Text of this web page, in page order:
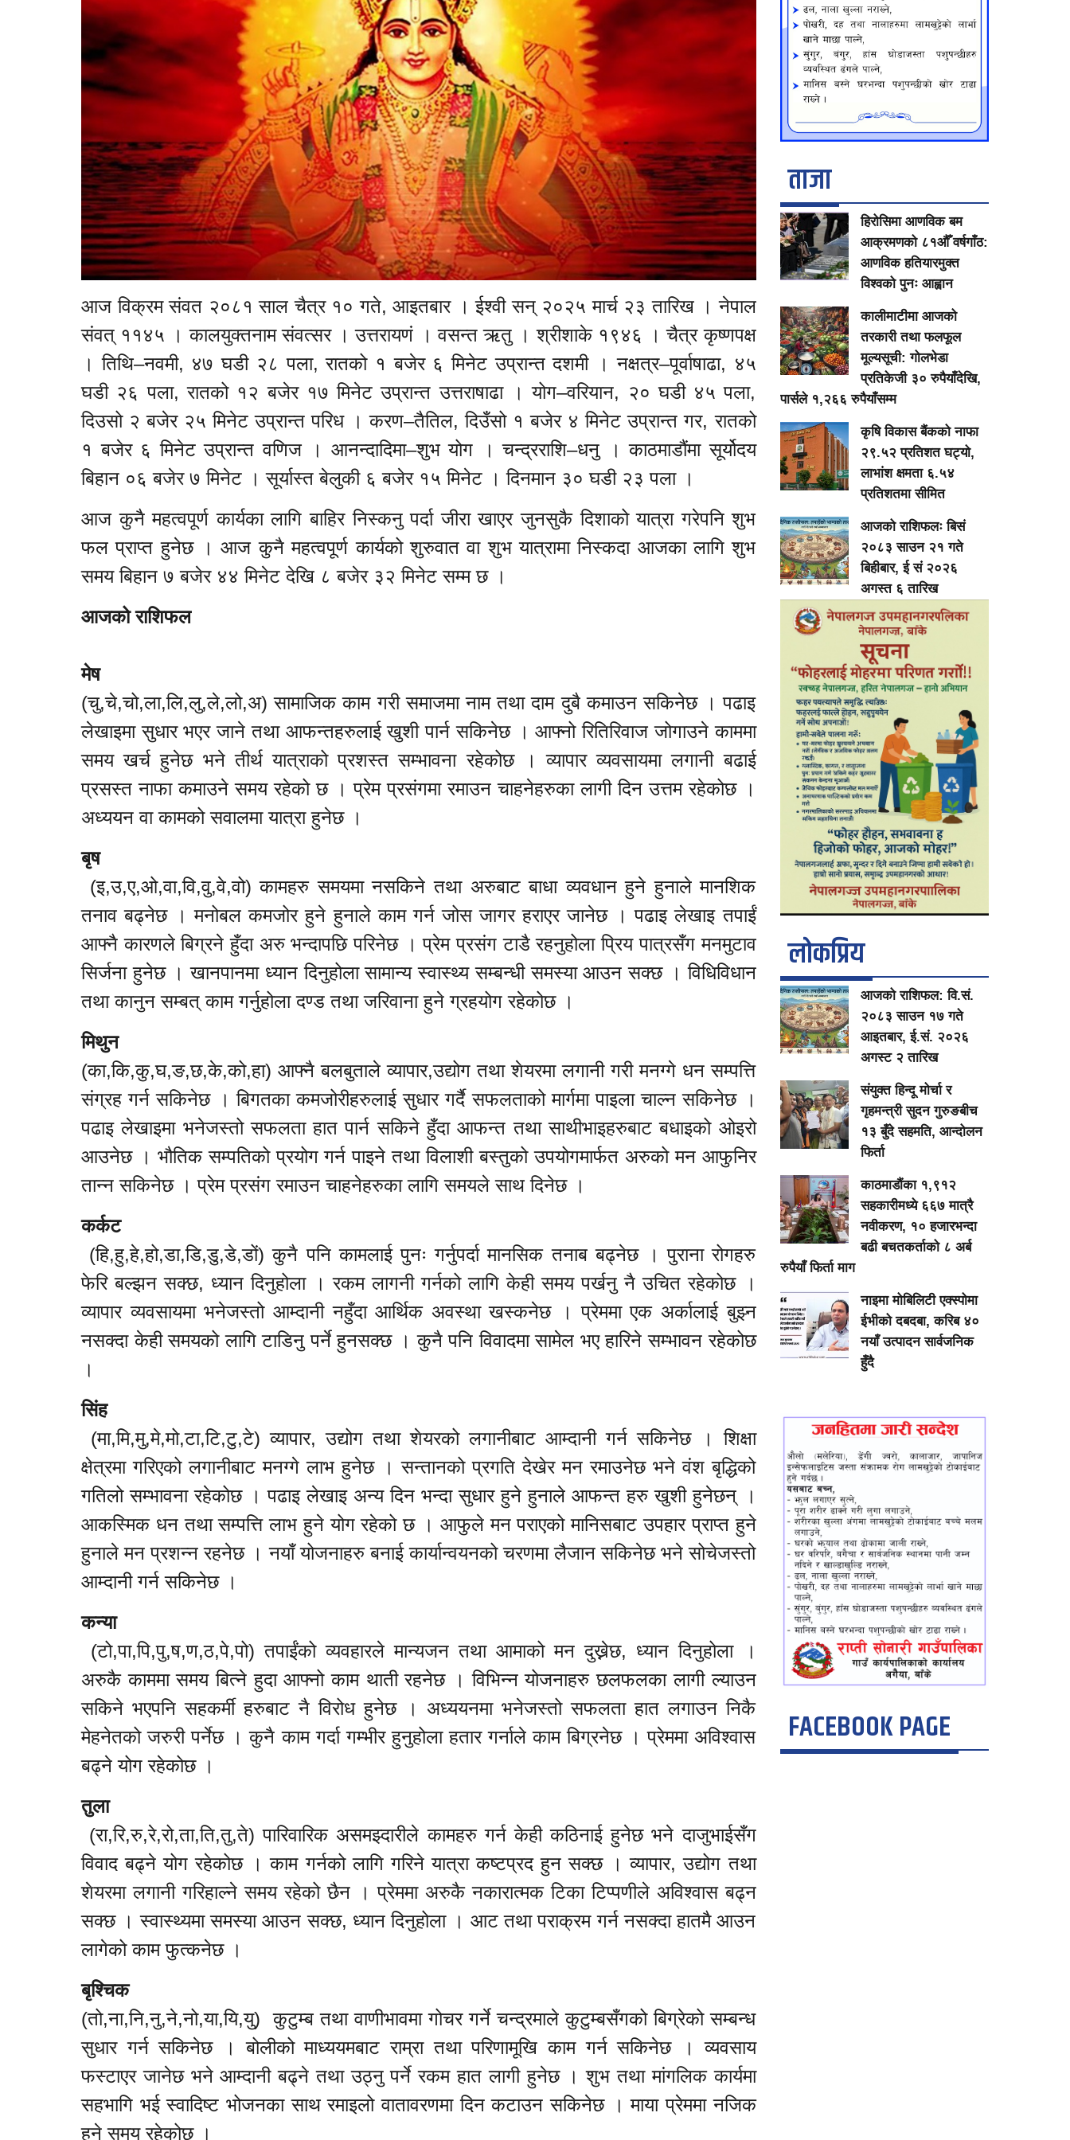
आज विक्रम संवत २०८१ साल चैत्र १० गते, आइतबार । ईश्वी सन् २०२५ मार्च २३ तारिख । नेपाल
संवत् ११४५ । कालयुक्तनाम संवत्सर । उत्तरायणं । वसन्त ऋतु । श्रीशाके १९४६ । चैत्र कृष्णपक्ष
। तिथि–नवमी, ४७ घडी २८ पला, रातको १ बजेर ६ मिनेट उप्रान्त दशमी । नक्षत्र–पूर्वाषाढा, ४५
घडी २६ पला, रातको १२ बजेर १७ मिनेट उप्रान्त उत्तराषाढा । योग–वरियान, २० घडी ४५ पला,
दिउसो २ बजेर २५ मिनेट उप्रान्त परिध । करण–तैतिल, दिउँसो १ बजेर ४ मिनेट उप्रान्त गर, रातको
१ बजेर ६ मिनेट उप्रान्त वणिज । आनन्दादिमा–शुभ योग । चन्द्रराशि–धनु । काठमाडौंमा सूर्योदय
बिहान ०६ बजेर ७ मिनेट । सूर्यास्त बेलुकी ६ बजेर १५ मिनेट । दिनमान ३० घडी २३ पला ।
आज कुनै महत्वपूर्ण कार्यका लागि बाहिर निस्कनु पर्दा जीरा खाएर जुनसुकै दिशाको यात्रा गरेपनि शुभ
फल प्राप्त हुनेछ । आज कुनै महत्वपूर्ण कार्यको शुरुवात वा शुभ यात्रामा निस्कदा आजका लागि शुभ
समय बिहान ७ बजेर ४४ मिनेट देखि ८ बजेर ३२ मिनेट सम्म छ ।
आजको राशिफल
मेष
(चु,चे,चो,ला,लि,लु,ले,लो,अ) सामाजिक काम गरी समाजमा नाम तथा दाम दुबै कमाउन सकिनेछ । पढाइ
लेखाइमा सुधार भएर जाने तथा आफन्तहरुलाई खुशी पार्न सकिनेछ । आफ्नो रितिरिवाज जोगाउने काममा
समय खर्च हुनेछ भने तीर्थ यात्राको प्रशस्त सम्भावना रहेकोछ । व्यापार व्यवसायमा लगानी बढाई
प्रसस्त नाफा कमाउने समय रहेको छ । प्रेम प्रसंगमा रमाउन चाहनेहरुका लागी दिन उत्तम रहेकोछ ।
अध्ययन वा कामको सवालमा यात्रा हुनेछ ।
बृष
(इ,उ,ए,ओ,वा,वि,वु,वे,वो) कामहरु समयमा नसकिने तथा अरुबाट बाधा व्यवधान हुने हुनाले मानशिक
तनाव बढ्नेछ । मनोबल कमजोर हुने हुनाले काम गर्न जोस जागर हराएर जानेछ । पढाइ लेखाइ तपाईं
आफ्नै कारणले बिग्रने हुँदा अरु भन्दापछि परिनेछ । प्रेम प्रसंग टाडै रहनुहोला प्रिय पात्रसँग मनमुटाव
सिर्जना हुनेछ । खानपानमा ध्यान दिनुहोला सामान्य स्वास्थ्य सम्बन्धी समस्या आउन सक्छ । विधिविधान
तथा कानुन सम्बत् काम गर्नुहोला दण्ड तथा जरिवाना हुने ग्रहयोग रहेकोछ ।
मिथुन
(का,कि,कु,घ,ङ,छ,के,को,हा) आफ्नै बलबुताले व्यापार,उद्योग तथा शेयरमा लगानी गरी मनग्गे धन सम्पत्ति
संग्रह गर्न सकिनेछ । बिगतका कमजोरीहरुलाई सुधार गर्दै सफलताको मार्गमा पाइला चाल्न सकिनेछ ।
पढाइ लेखाइमा भनेजस्तो सफलता हात पार्न सकिने हुँदा आफन्त तथा साथीभाइहरुबाट बधाइको ओइरो
आउनेछ । भौतिक सम्पतिको प्रयोग गर्न पाइने तथा विलाशी बस्तुको उपयोगमार्फत अरुको मन आफुनिर
तान्न सकिनेछ । प्रेम प्रसंग रमाउन चाहनेहरुका लागि समयले साथ दिनेछ ।
कर्कट
(हि,हु,हे,हो,डा,डि,डु,डे,डों) कुनै पनि कामलाई पुनः गर्नुपर्दा मानसिक तनाब बढ्नेछ । पुराना रोगहरु
फेरि बल्झन सक्छ, ध्यान दिनुहोला । रकम लागनी गर्नको लागि केही समय पर्खनु नै उचित रहेकोछ ।
व्यापार व्यवसायमा भनेजस्तो आम्दानी नहुँदा आर्थिक अवस्था खस्कनेछ । प्रेममा एक अर्कालाई बुझ्न
नसक्दा केही समयको लागि टाडिनु पर्ने हुनसक्छ । कुनै पनि विवादमा सामेल भए हारिने सम्भावन रहेकोछ
।
सिंह
(मा,मि,मु,मे,मो,टा,टि,टु,टे) व्यापार, उद्योग तथा शेयरको लगानीबाट आम्दानी गर्न सकिनेछ । शिक्षा
क्षेत्रमा गरिएको लगानीबाट मनग्गे लाभ हुनेछ । सन्तानको प्रगति देखेर मन रमाउनेछ भने वंश बृद्धिको
गतिलो सम्भावना रहेकोछ । पढाइ लेखाइ अन्य दिन भन्दा सुधार हुने हुनाले आफन्त हरु खुशी हुनेछन् ।
आकस्मिक धन तथा सम्पत्ति लाभ हुने योग रहेको छ । आफुले मन पराएको मानिसबाट उपहार प्राप्त हुने
हुनाले मन प्रशन्न रहनेछ । नयाँ योजनाहरु बनाई कार्यान्वयनको चरणमा लैजान सकिनेछ भने सोचेजस्तो
आम्दानी गर्न सकिनेछ ।
कन्या
(टो,पा,पि,पु,ष,ण,ठ,पे,पो) तपाईंको व्यवहारले मान्यजन तथा आमाको मन दुख्नेछ, ध्यान दिनुहोला ।
अरुकै काममा समय बित्ने हुदा आफ्नो काम थाती रहनेछ । विभिन्न योजनाहरु छलफलका लागी ल्याउन
सकिने भएपनि सहकर्मी हरुबाट नै विरोध हुनेछ । अध्ययनमा भनेजस्तो सफलता हात लगाउन निकै
मेहनेतको जरुरी पर्नेछ । कुनै काम गर्दा गम्भीर हुनुहोला हतार गर्नाले काम बिग्रनेछ । प्रेममा अविश्वास
बढ्ने योग रहेकोछ ।
तुला
(रा,रि,रु,रे,रो,ता,ति,तु,ते) पारिवारिक असमझ्दारीले कामहरु गर्न केही कठिनाई हुनेछ भने दाजुभाईसँग
विवाद बढ्ने योग रहेकोछ । काम गर्नको लागि गरिने यात्रा कष्टप्रद हुन सक्छ । व्यापार, उद्योग तथा
शेयरमा लगानी गरिहाल्ने समय रहेको छैन । प्रेममा अरुकै नकारात्मक टिका टिप्पणीले अविश्वास बढ्न
सक्छ । स्वास्थ्यमा समस्या आउन सक्छ, ध्यान दिनुहोला । आट तथा पराक्रम गर्न नसक्दा हातमै आउन
लागेको काम फुत्कनेछ ।
बृश्चिक
(तो,ना,नि,नु,ने,नो,या,यि,यु) कुटुम्ब तथा वाणीभावमा गोचर गर्ने चन्द्रमाले कुटुम्बसँगको बिग्रेको सम्बन्ध
सुधार गर्न सकिनेछ । बोलीको माध्ययमबाट राम्रा तथा परिणामूखि काम गर्न सकिनेछ । व्यवसाय
फस्टाएर जानेछ भने आम्दानी बढ्ने तथा उठ्नु पर्ने रकम हात लागी हुनेछ । शुभ तथा मांगलिक कार्यमा
सहभागि भई स्वादिष्ट भोजनका साथ रमाइलो वातावरणमा दिन कटाउन सकिनेछ । माया प्रेममा नजिक
हुने समय रहेकोछ ।
ताजा
हिरोसिमा आणविक बम
आक्रमणको ८१औँ वर्षगाँठ:
आणविक हतियारमुक्त
विश्वको पुनः आह्वान
कालीमाटीमा आजको
तरकारी तथा फलफूल
मूल्यसूची: गोलभेडा
प्रतिकेजी ३० रुपैयाँदेखि,
पार्सले १,२६६ रुपैयाँसम्म
कृषि विकास बैंकको नाफा
२९.५२ प्रतिशत घट्यो,
लाभांश क्षमता ६.५४
प्रतिशतमा सीमित
आजको राशिफलः बिसं
२०८३ साउन २१ गते
बिहीबार, ई सं २०२६
अगस्त ६ तारिख
लाेकप्रिय
आजको राशिफल: वि.सं.
२०८३ साउन १७ गते
आइतबार, ई.सं. २०२६
अगस्ट २ तारिख
संयुक्त हिन्दू मोर्चा र
गृहमन्त्री सुदन गुरुङबीच
१३ बुँदे सहमति, आन्दोलन
फिर्ता
काठमाडौंका १,९१२
सहकारीमध्ये ६६७ मात्रै
नवीकरण, १० हजारभन्दा
बढी बचतकर्ताको ८ अर्ब
रुपैयाँ फिर्ता माग
नाइमा मोबिलिटी एक्स्पोमा
ईभीको दबदबा, करिब ४०
नयाँ उत्पादन सार्वजनिक
हुँदै
FACEBOOK PAGE